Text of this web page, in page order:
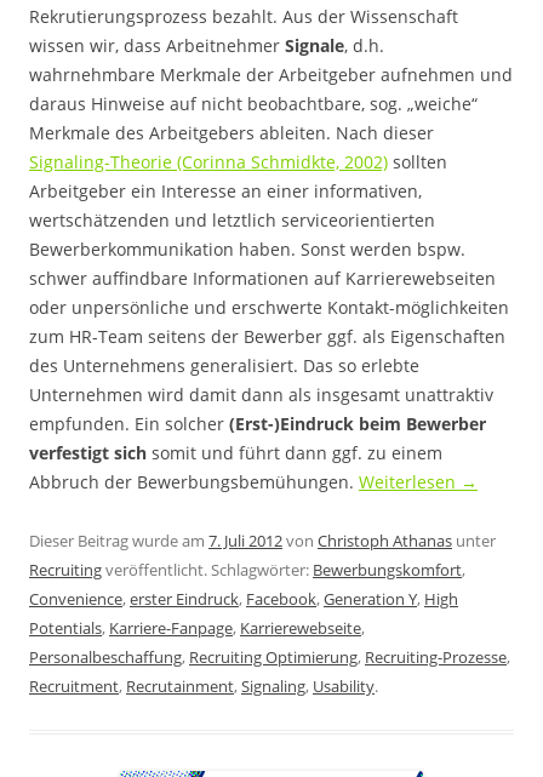
Rekrutierungsprozess bezahlt. Aus der Wissenschaft
wissen wir, dass Arbeitnehmer Signale, d.h.
wahrnehmbare Merkmale der Arbeitgeber aufnehmen und
daraus Hinweise auf nicht beobachtbare, sog. „weiche“
Merkmale des Arbeitgebers ableiten. Nach dieser
Signaling-Theorie (Corinna Schmidkte, 2002) sollten
Arbeitgeber ein Interesse an einer informativen,
wertschätzenden und letztlich serviceorientierten
Bewerberkommunikation haben. Sonst werden bspw.
schwer auffindbare Informationen auf Karrierewebseiten
oder unpersönliche und erschwerte Kontakt-möglichkeiten
zum HR-Team seitens der Bewerber ggf. als Eigenschaften
des Unternehmens generalisiert. Das so erlebte
Unternehmen wird damit dann als insgesamt unattraktiv
empfunden. Ein solcher (Erst-)Eindruck beim Bewerber
verfestigt sich somit und führt dann ggf. zu einem
Abbruch der Bewerbungsbemühungen. Weiterlesen →
Dieser Beitrag wurde am 7. Juli 2012von Christoph Athanas unter
Recruitingveröffentlicht. Schlagwörter: Bewerbungskomfort,
Convenience,erster Eindruck, Facebook,Generation Y, High
Potentials, Karriere-Fanpage, Karrierewebseite,
Personalbeschaffung, Recruiting Optimierung, Recruiting-Prozesse,
Recruitment, Recrutainment,Signaling, Usability.